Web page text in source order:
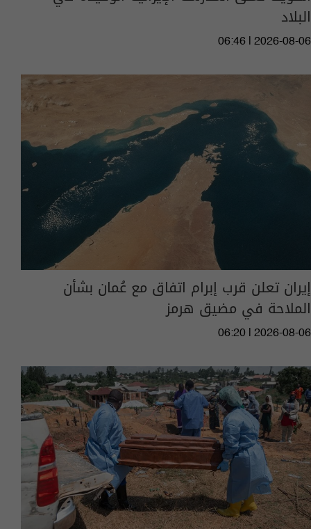
البلاد
06:46 | 2026-08-06
إيران تعلن قرب إبرام اتفاق مع عُمان بشأن
الملاحة في مضيق هرمز
06:20 | 2026-08-06